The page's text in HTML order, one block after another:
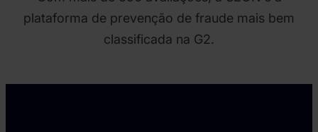
plataforma de prevenção de fraude mais bem
classificada na G2.